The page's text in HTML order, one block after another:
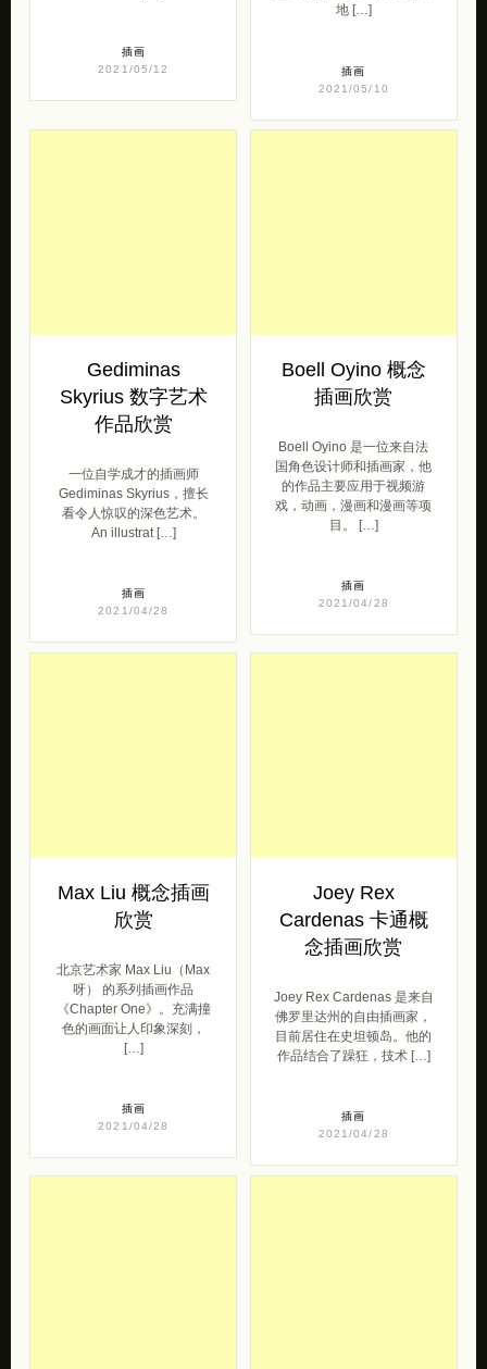
插画
2021/05/12
地 […]
插画
2021/05/10
Gediminas
Skyrius 数字艺术
作品欣赏
一位自学成才的插画师
Gediminas Skyrius，擅长
看令人惊叹的深色艺术。
An illustrat […]
插画
2021/04/28
Boell Oyino 概念
插画欣赏
Boell Oyino 是一位来自法
国角色设计师和插画家，他
的作品主要应用于视频游
戏，动画，漫画和漫画等项
目。 […]
插画
2021/04/28
Max Liu 概念插画
欣赏
北京艺术家 Max Liu（Max
呀） 的系列插画作品
《Chapter One》。充满撞
色的画面让人印象深刻，
[…]
插画
2021/04/28
Joey Rex
Cardenas 卡通概
念插画欣赏
Joey Rex Cardenas 是来自
佛罗里达州的自由插画家，
目前居住在史坦顿岛。他的
作品结合了躁狂，技术 […]
插画
2021/04/28